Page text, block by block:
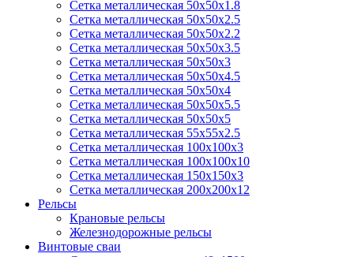
Сетка металлическая 50х50х1.8
Сетка металлическая 50х50х2.5
Сетка металлическая 50х50х2.2
Сетка металлическая 50х50х3.5
Сетка металлическая 50х50х3
Сетка металлическая 50х50х4.5
Сетка металлическая 50х50х4
Сетка металлическая 50х50х5.5
Сетка металлическая 50х50х5
Сетка металлическая 55х55х2.5
Сетка металлическая 100х100х3
Сетка металлическая 100х100х10
Сетка металлическая 150х150х3
Сетка металлическая 200х200х12
Рельсы
Крановые рельсы
Железнодорожные рельсы
Винтовые сваи